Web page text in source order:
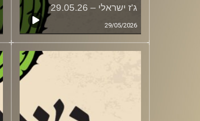
ג'ז ישראלי – 29.05.26
29/05/2026